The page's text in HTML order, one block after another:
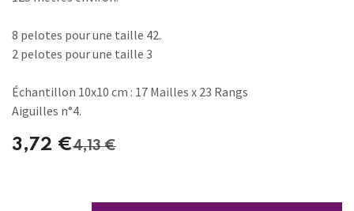
8 pelotes pour une taille 42.
2 pelotes pour une taille 3
Échantillon 10x10 cm : 17 Mailles x 23 Rangs
Aiguilles n°4.
3,72 €4,13€